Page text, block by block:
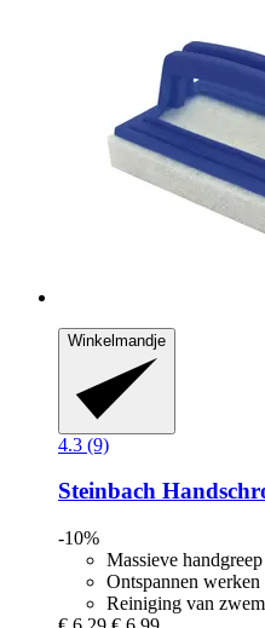
Winkelmandje
4.3 (9)
Steinbach
-10%
Massieve handgreep
Ontspannen werken
Reiniging van